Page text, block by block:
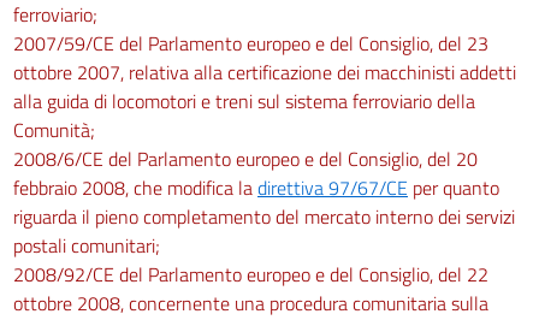
ferroviario;
2007/59/CE del Parlamento europeo e del Consiglio, del 23
ottobre 2007, relativa alla certificazione dei macchinisti addetti
alla guida di locomotori e treni sul sistema ferroviario della
Comunità;
2008/6/CE del Parlamento europeo e del Consiglio, del 20
febbraio 2008, che modifica ladirettiva 97/67/CE per quanto
riguarda il pieno completamento del mercato interno dei servizi
postali comunitari;
2008/92/CE del Parlamento europeo e del Consiglio, del 22
ottobre 2008, concernente una procedura comunitaria sulla